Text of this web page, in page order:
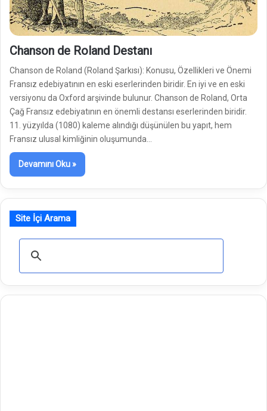
Chanson de Roland Destanı
Chanson de Roland (Roland Şarkısı): Konusu, Özellikleri ve Önemi
Fransız edebiyatının en eski eserlerinden biridir. En iyi ve en eski
versiyonu da Oxford arşivinde bulunur. Chanson de Roland, Orta
Çağ Fransız edebiyatının en önemli destansı eserlerinden biridir.
11. yüzyılda (1080) kaleme alındığı düşünülen bu yapıt, hem
Fransız ulusal kimliğinin oluşumunda…
Devamını Oku »
Site İçi Arama